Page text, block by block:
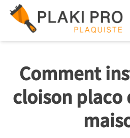
content
Comment
cloison placo